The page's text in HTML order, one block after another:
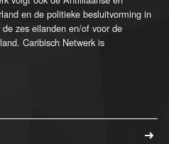
en de politieke besluitvorming in
zes eilanden en/of voor de
Caribisch Netwerk is